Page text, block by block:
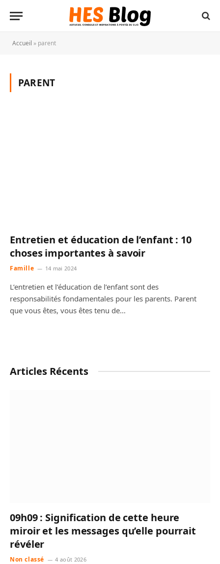
Accueil » parent
PARENT
Entretien et éducation de l’enfant : 10
choses importantes à savoir
Famille 14 mai 2024
L’entretien et l’éducation de l’enfant sont des
responsabilités fondamentales pour les parents. Parent
que vous êtes, vous êtes tenu de…
Articles Récents
09h09 : Signification de cette heure
miroir et les messages qu’elle pourrait
révéler
Non classé 4 août 2026